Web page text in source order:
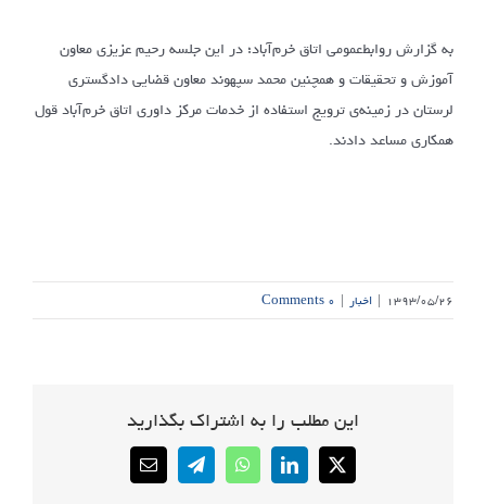
به گزارش روابط‌عمومی اتاق خرم‌آباد؛ در این جلسه رحیم عزیزی معاون
آموزش و تحقیقات و همچنین محمد سپهوند معاون قضایی دادگستری
لرستان در زمینه‌ی ترویج استفاده از خدمات مرکز داوری اتاق خرم‌آباد قول
همکاری مساعد دادند.
۱۳۹۳/۰۵/۲۶ | اخبار | ۰ Comments
این مطلب را به اشتراک بگذارید
X
LinkedIn
WhatsApp
Telegram
Email